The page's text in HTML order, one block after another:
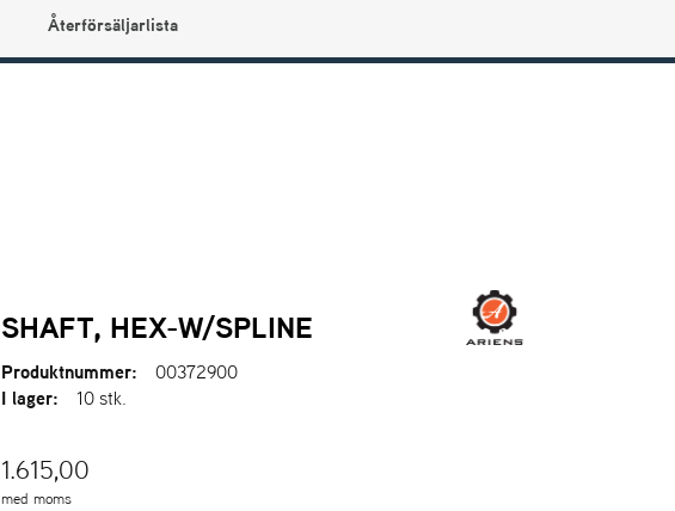
Återförsäljarlista
SHAFT, HEX-W/SPLINE
Produktnummer:
00372900
I lager:
10 stk.
1.615,00
med moms